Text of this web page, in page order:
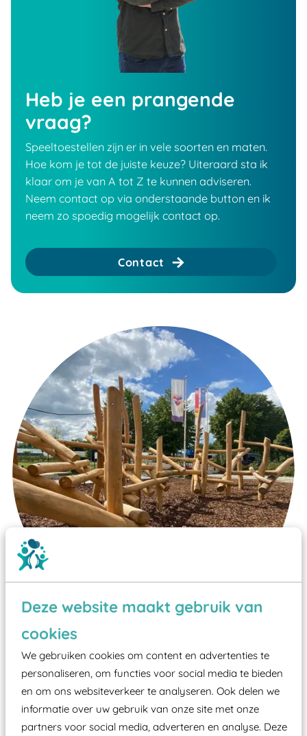
Deze website maakt gebruik van
cookies
We gebruiken cookies om content en advertenties te
personaliseren, om functies voor social media te bieden
en om ons websiteverkeer te analyseren. Ook delen we
informatie over uw gebruik van onze site met onze
partners voor social media, adverteren en analyse. Deze
Heb je een prangende
vraag?
Speeltoestellen zijn er in vele soorten en maten.
Hoe kom je tot de juiste keuze? Uiteraard sta ik
klaar om je van A tot Z te kunnen adviseren.
Neem contact op via onderstaande button en ik
neem zo spoedig mogelijk contact op.
Contact
Wist je dat:
Vanaf een valhoogte van 1,5 meter een speciale
valondergrond onder speeltoestellen verplicht is
zoals kunstgras, rubber tegels of boomschors?
Elk speeltoestel in de openbare ruimte voorzien